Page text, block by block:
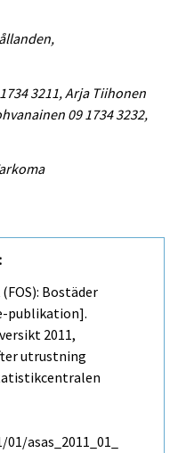
3211, Arja Tiihonen
09 1734 3232,
:
Bostäder
publikation].
2011,
utrustning
asas_2011_01_